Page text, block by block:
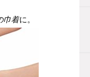
巾着に。